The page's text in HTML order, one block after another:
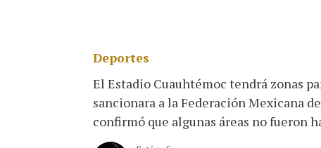
Deportes
El Estadio Cuauhtémoc tendrá zonas
sancionara a la Federación Mexicana
confirmó que algunas áreas no fueron